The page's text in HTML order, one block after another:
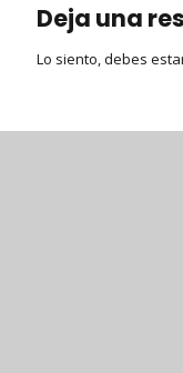
Deja una
Lo siento, debes